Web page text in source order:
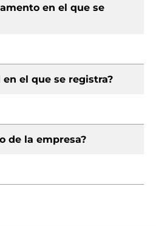
en el que se
en el que se registra?
de la empresa?